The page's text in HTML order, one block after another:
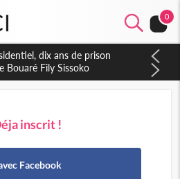
0
dix ans de prison
Bouaré Fily Sissoko
inscrit !
Facebook